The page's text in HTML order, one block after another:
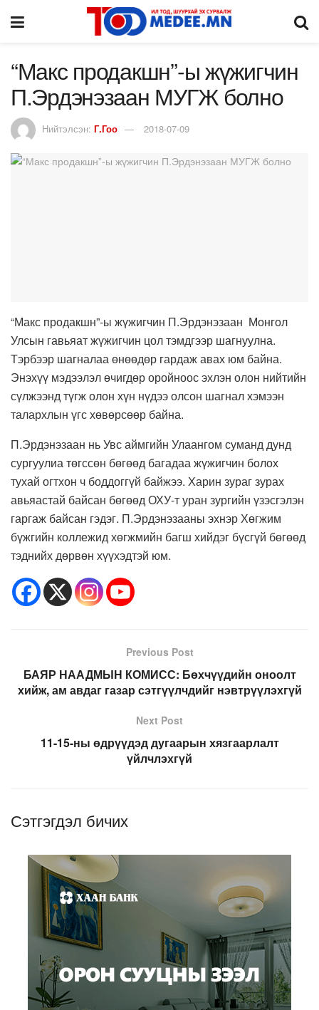
“Макс продакшн”-ы жүжигчин
П.Эрдэнэзаан МУГЖ болно
Нийтэлсэн: Г.Гоо 2018-07-09
“Макс продакшн”-ы жүжигчин П.Эрдэнэзаан Монгол
Улсын гавьяат жүжигчин цол тэмдгээр шагнуулна.
Тэрбээр шагналаа өнөөдөр гардаж авах юм байна.
Энэхүү мэдээлэл өчигдөр оройноос эхлэн олон нийтийн
сүлжээнд түгж олон хүн нүдээ олсон шагнал хэмээн
талархлын үгс хөвөрсөөр байна.
П.Эрдэнэзаан нь Увс аймгийн Улаангом суманд дунд
сургуулиа төгссөн бөгөөд багадаа жүжигчин болох
тухай огтхон ч боддоггүй байжээ. Харин зураг зурах
авьяастай байсан бөгөөд ОХУ-т уран зургийн үзэсгэлэн
гаргаж байсан гэдэг. П.Эрдэнэзааны эхнэр Хөгжим
бүжгийн коллежид хөгжмийн багш хийдэг бүсгүй бөгөөд
тэднийх дөрвөн хүүхэдтэй юм.
Previous Post
БАЯР НААДМЫН КОМИСС: Бөхчүүдийн оноолт
хийж, ам авдаг газар сэтгүүлчдийг нэвтрүүлэхгүй
Next Post
11-15-ны өдрүүдэд дугаарын хязгаарлалт
үйлчлэхгүй
Сэтгэгдэл бичих